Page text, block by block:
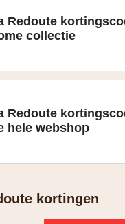
Redoute
collectie
Redoute
hele webshop
kortingen